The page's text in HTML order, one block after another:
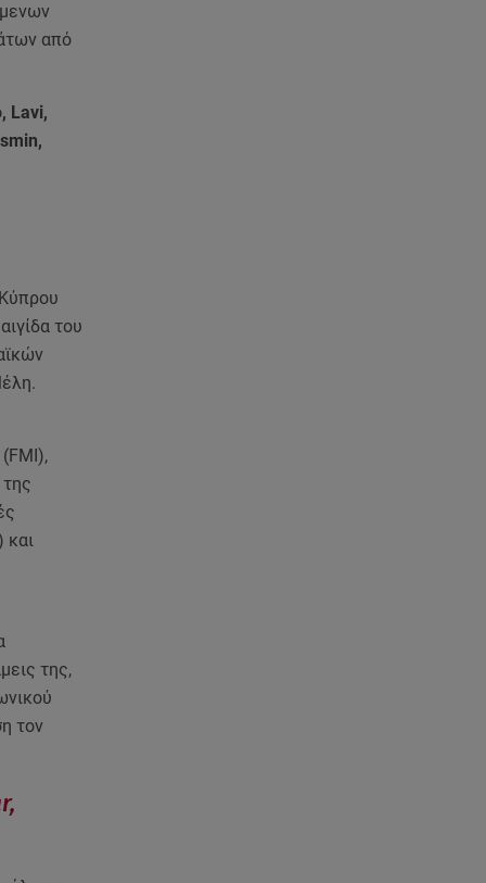
από
Lavi,
του
και
της,
τον